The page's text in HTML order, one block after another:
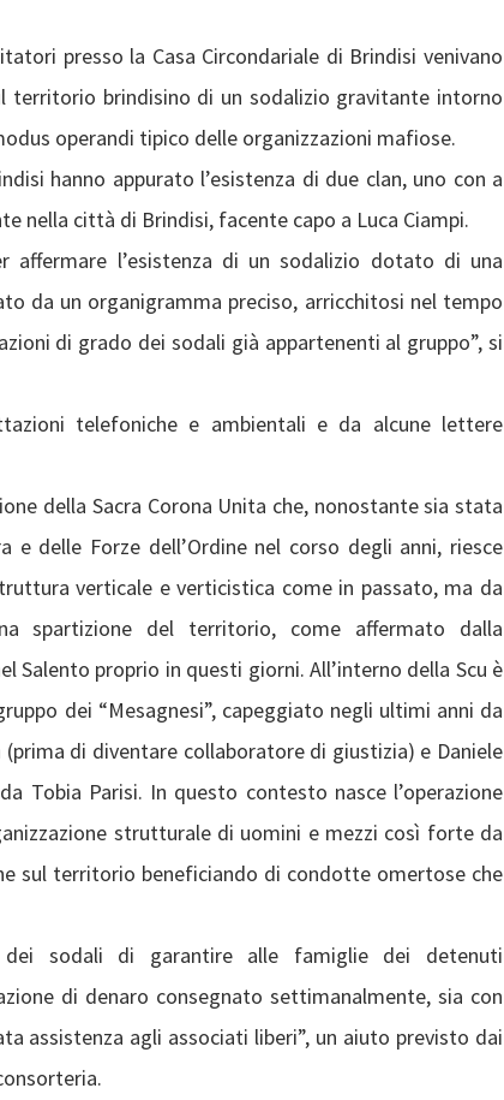
presso la Casa Circondariale di Brindisi venivano
territorio brindisino di un sodalizio gravitante intorno
operandi tipico delle organizzazioni mafiose.
hanno appurato l’esistenza di due clan, uno con a
nella città di Brindisi, facente capo a Luca Ciampi.
affermare l’esistenza di un sodalizio dotato di una
da un organigramma preciso, arricchitosi nel tempo
di grado dei sodali già appartenenti al gruppo”, si
telefoniche e ambientali e da alcune lettere
della Sacra Corona Unita che, nonostante sia stata
delle Forze dell’Ordine nel corso degli anni, riesce
verticale e verticistica come in passato, ma da
spartizione del territorio, come affermato dalla
Salento proprio in questi giorni. All’interno della Scu è
dei “Mesagnesi”, capeggiato negli ultimi anni da
di diventare collaboratore di giustizia) e Daniele
Tobia Parisi. In questo contesto nasce l’operazione
strutturale di uomini e mezzi così forte da
sul territorio beneficiando di condotte omertose che
dei sodali di garantire alle famiglie dei detenuti
di denaro consegnato settimanalmente, sia con
assistenza agli associati liberi”, un aiuto previsto dai